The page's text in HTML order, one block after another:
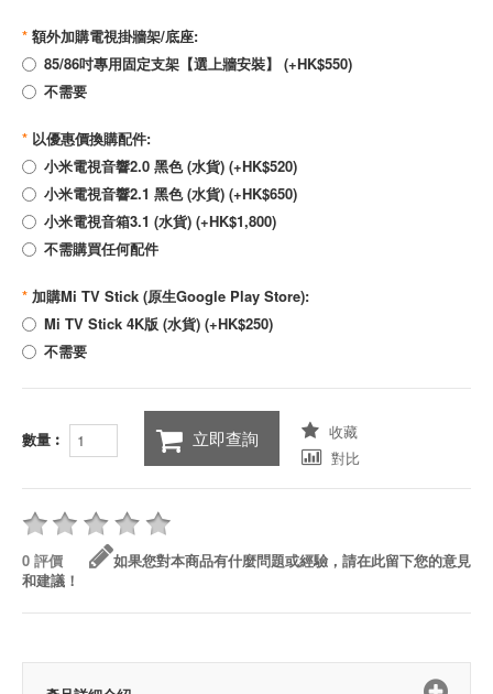
* 額外加購電視掛牆架/底座:
85/86吋專用固定支架【選上牆安裝】 (+HK$550)
不需要
* 以優惠價換購配件:
小米電視音響2.0 黑色 (水貨) (+HK$520)
小米電視音響2.1 黑色 (水貨) (+HK$650)
小米電視音箱3.1 (水貨) (+HK$1,800)
不需購買任何配件
* 加購Mi TV Stick (原生Google Play Store):
Mi TV Stick 4K版 (水貨) (+HK$250)
不需要
數量︰ 立即查詢
收藏
對比
0 評價
如果您對本商品有什麼問題或經驗，請在此留下您的意見
和建議！